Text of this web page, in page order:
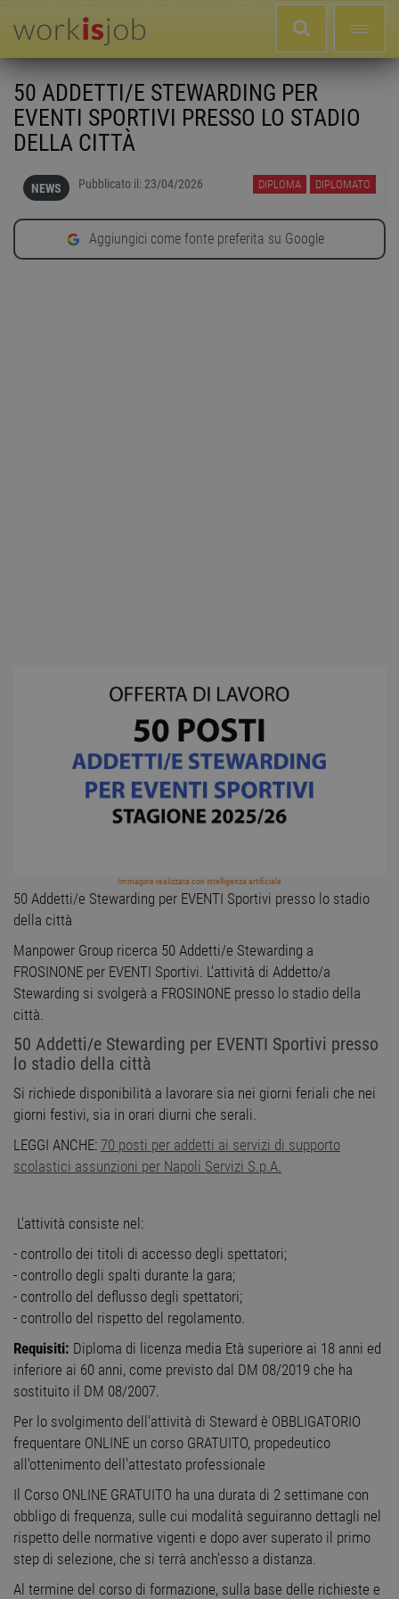
50 ADDETTI/E STEWARDING PER
EVENTI SPORTIVI PRESSO LO STADIO
DELLA CITTÀ
NEWS Pubblicato il: 23/04/2026 DIPLOMA DIPLOMATO
Aggiungici come fonte preferita su Google
Immagine realizzata con intelligenza artificiale
50 Addetti/e Stewarding per EVENTI Sportivi presso lo stadio
della città
Manpower Group ricerca 50 Addetti/e Stewarding a
FROSINONE per EVENTI Sportivi. L'attività di Addetto/a
Stewarding si svolgerà a FROSINONE presso lo stadio della
città.
50 Addetti/e Stewarding per EVENTI Sportivi presso
lo stadio della città
Si richiede disponibilità a lavorare sia nei giorni feriali che nei
giorni festivi, sia in orari diurni che serali.
LEGGI ANCHE: 70 posti per addetti ai servizi di supporto
scolastici assunzioni per Napoli Servizi S.p.A.
L'attività consiste nel:
- controllo dei titoli di accesso degli spettatori;
- controllo degli spalti durante la gara;
- controllo del deflusso degli spettatori;
- controllo del rispetto del regolamento.
Requisiti: Diploma di licenza media Età superiore ai 18 anni ed
inferiore ai 60 anni, come previsto dal DM 08/2019 che ha
sostituito il DM 08/2007.
Per lo svolgimento dell'attività di Steward è OBBLIGATORIO
frequentare ONLINE un corso GRATUITO, propedeutico
all'ottenimento dell'attestato professionale
Il Corso ONLINE GRATUITO ha una durata di 2 settimane con
obbligo di frequenza, sulle cui modalità seguiranno dettagli nel
rispetto delle normative vigenti e dopo aver superato il primo
step di selezione, che si terrà anch'esso a distanza.
Al termine del corso di formazione, sulla base delle richieste e